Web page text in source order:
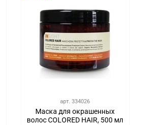
арт.334026
Маска для окрашенных
волос COLORED HAIR, 500 мл